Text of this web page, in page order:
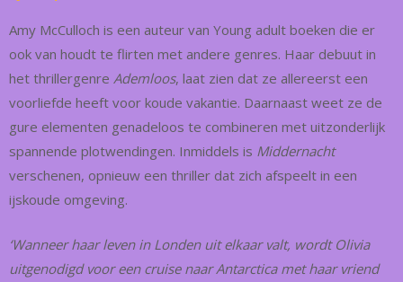
Amy McCulloch is een auteur van Young adult boeken die er
ook van houdt te flirten met andere genres. Haar debuut in
het thrillergenre Ademloos, laat zien dat ze allereerst een
voorliefde heeft voor koude vakantie. Daarnaast weet ze de
gure elementen genadeloos te combineren met uitzonderlijk
spannende plotwendingen. Inmiddels is Middernacht
verschenen, opnieuw een thriller dat zich afspeelt in een
ijskoude omgeving.
‘Wanneer haar leven in Londen uit elkaar valt, wordt Olivia
uitgenodigd voor een cruise naar Antarctica met haar vriend